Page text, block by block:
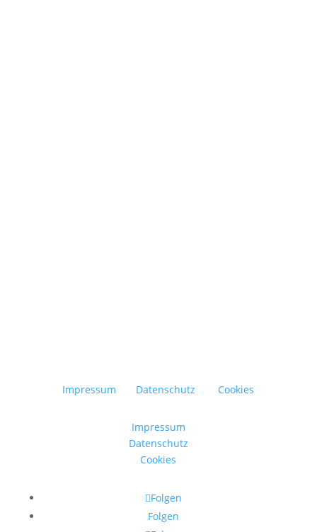
Impressum Datenschutz Cookies
Impressum
Datenschutz
Cookies
Folgen
Folgen